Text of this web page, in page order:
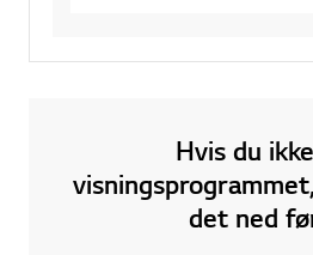
Hvis du
det ned